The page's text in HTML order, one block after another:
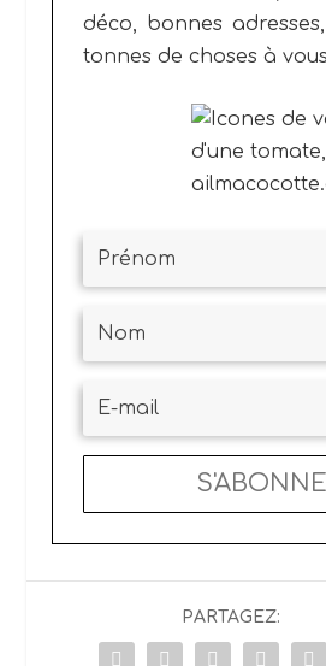
déco, bonnes
tonnes de choses à
PARTAGEZ: